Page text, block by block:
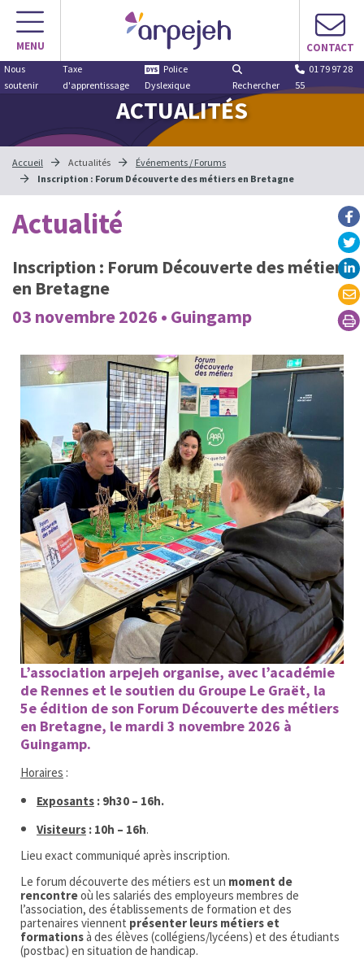
MENU CONTACT
Nous
soutenir
Taxe
d'apprentissage
Police
Dyslexique
Rechercher
01 79 97 28
55
ACTUALITÉS
Accueil Actualités
Événements / Forums
Inscription : Forum Découverte des métiers en Bretagne
Actualité
Inscription : Forum Découverte des métiers
en Bretagne
03 novembre 2026 • Guingamp
L’association arpejeh organise, avec l’académie
de Rennes et le soutien du Groupe Le Graët, la
5e édition de son Forum Découverte des métiers
en Bretagne, le mardi 3 novembre 2026 à
Guingamp.
Horaires :
Exposants : 9h30 – 16h.
Visiteurs : 10h – 16h.
Lieu exact communiqué après inscription.
Le forum découverte des métiers est un moment de
rencontreoù les salariés des employeurs membres de
l’association, des établissements de formation et des
partenaires viennent présenter leurs métiers et
formationsà des élèves (collégiens/lycéens) et des étudiants
(postbac) en situation de handicap.